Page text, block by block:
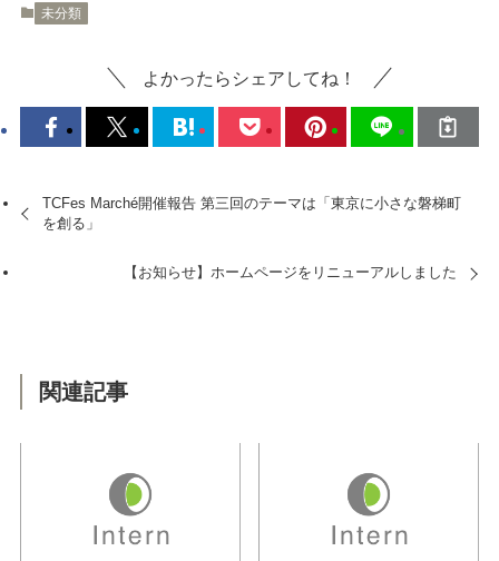
未分類
よかったらシェアしてね！
TCFes Marché開催報告 第三回のテーマは「東京に小さな磐梯町
を創る」
【お知らせ】ホームページをリニューアルしました
関連記事